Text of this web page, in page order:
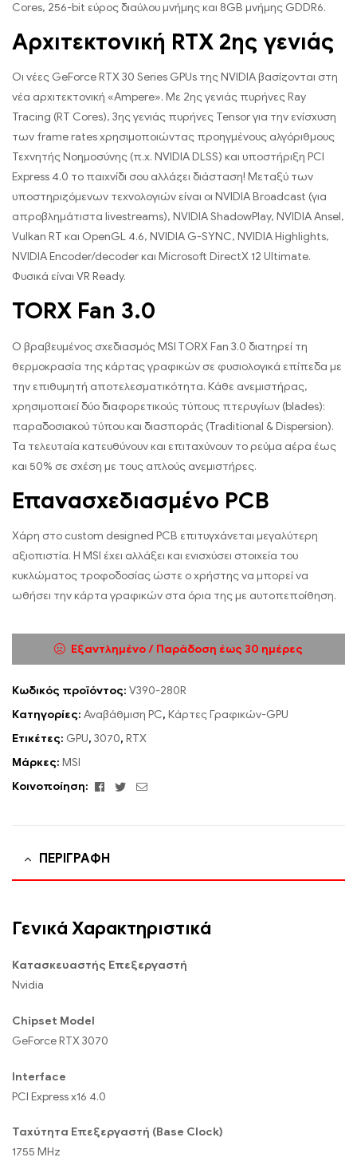
Cores, 256-bit εύρος διαύλου μνήμης και 8GB μνήμης GDDR6.
Αρχιτεκτονική RTX 2ης γενιάς
Οι νέες GeForce RTX 30 Series GPUs της NVIDIA βασίζονται στη
νέα αρχιτεκτονική «Ampere». Με 2ης γενιάς πυρήνες Ray
Tracing (RT Cores), 3ης γενιάς πυρήνες Tensor για την ενίσχυση
των frame rates χρησιμοποιώντας προηγμένους αλγόριθμους
Τεχνητής Νοημοσύνης (π.χ. NVIDIA DLSS) και υποστήριξη PCI
Express 4.0 το παιχνίδι σου αλλάζει διάσταση! Μεταξύ των
υποστηριζόμενων τεχνολογιών είναι οι NVIDIA Broadcast (για
απροβλημάτιστα livestreams), NVIDIA ShadowPlay, NVIDIA Ansel,
Vulkan RT και OpenGL 4.6, NVIDIA G-SYNC, NVIDIA Highlights,
NVIDIA Encoder/decoder και Microsoft DirectX 12 Ultimate.
Φυσικά είναι VR Ready.
TORX Fan 3.0
Ο βραβευμένος σχεδιασμός MSI TORX Fan 3.0 διατηρεί τη
θερμοκρασία της κάρτας γραφικών σε φυσιολογικά επίπεδα με
την επιθυμητή αποτελεσματικότητα. Κάθε ανεμιστήρας,
χρησιμοποιεί δύο διαφορετικούς τύπους πτερυγίων (blades):
παραδοσιακού τύπου και διασποράς (Traditional & Dispersion).
Τα τελευταία κατευθύνουν και επιταχύνουν το ρεύμα αέρα έως
και 50% σε σχέση με τους απλούς ανεμιστήρες.
Επανασχεδιασμένο PCB
Χάρη στο custom designed PCB επιτυγχάνεται μεγαλύτερη
αξιοπιστία. Η MSI έχει αλλάξει και ενισχύσει στοιχεία του
κυκλώματος τροφοδοσίας ώστε ο χρήστης να μπορεί να
ωθήσει την κάρτα γραφικών στα όρια της με αυτοπεποίθηση.
Εξαντλημένο / Παράδοση έως 30 ημέρες
Κωδικός προϊόντος: V390-280R
Κατηγορίες: Αναβάθμιση PC, Κάρτες Γραφικών-GPU
Ετικέτες: GPU, 3070, RTX
Μάρκες: MSI
Κοινοποίηση:
Facebook
TwitterEmail
ΠΕΡΙΓΡΑΦΉ
Γενικά Χαρακτηριστικά
Κατασκευαστής Επεξεργαστή
Nvidia
Chipset Model
GeForce RTX 3070
Interface
PCI Express x16 4.0
Ταχύτητα Επεξεργαστή (Base Clock)
1755 MHz